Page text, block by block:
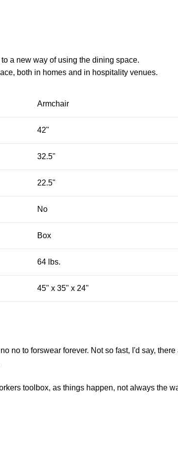
a new way of using the dining space.
both in homes and in hospitality venues.‎
Armchair
42"
32.5"
22.5"
No
Box
64 lbs.
45" x 35" x 24"
no to forswear forever. Not so fast, I'd say,
toolbox, as things happen, not always the